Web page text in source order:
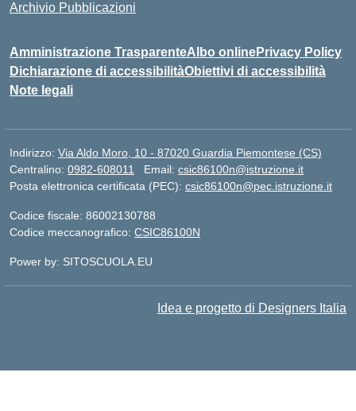
Archivio Pubblicazioni
Amministrazione TrasparenteAlbo onlinePrivacy Policy
Dichiarazione di accessibilitàObiettivi di accessibilità
Note legali
Indirizzo: Via Aldo Moro, 10 - 87020 Guardia Piemontese (CS)
Centralino: 0982-608011 Email: csic86100n@istruzione.it
Posta elettronica certificata (PEC): csic86100n@pec.istruzione.it
Codice fiscale: 86002130788
Codice meccanografico: CSIC86100N
Power by: SITOSCUOLA.EU
Idea e progetto di Designers Italia